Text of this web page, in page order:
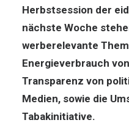
Herbstsession der
nächste Woche
werberelevante
Energieverbrauch
Transparenz von
Medien, sowie die
Tabakinitiative.